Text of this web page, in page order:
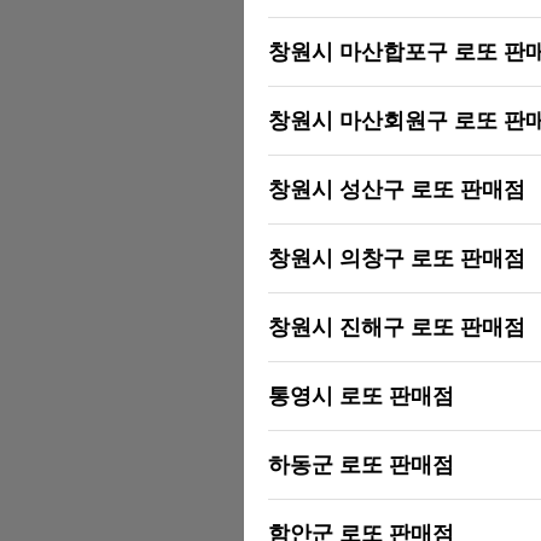
창원시 마산합포구 로또 판
창원시 마산회원구 로또 판
창원시 성산구 로또 판매점
창원시 의창구 로또 판매점
창원시 진해구 로또 판매점
통영시 로또 판매점
하동군 로또 판매점
함안군 로또 판매점